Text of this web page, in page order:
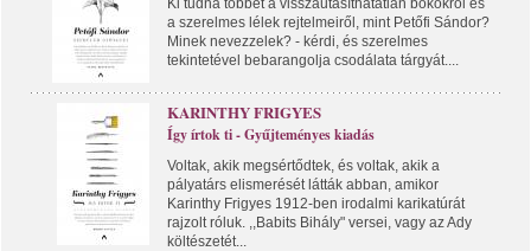
a szerelmes lélek rejtelmeiről, mint Petőfi Sándor?
Minek nevezzelek? - kérdi, és szerelmes
tekintetével bebarangolja csodálata tárgyát....
KARINTHY FRIGYES
Így írtok ti - Gyűjteményes kiadás
Voltak, akik megsértődtek, és voltak, akik a
pályatárs elismerését látták abban, amikor
Karinthy Frigyes 1912-ben irodalmi karikatúrát
rajzolt róluk. ,,Babits Bihály" versei, vagy az Ady
költészetét...